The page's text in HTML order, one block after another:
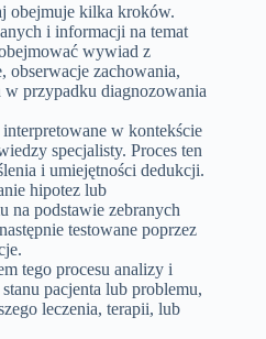
obejmuje kilka kroków.
i informacji na temat
wywiad z
obserwacje zachowania,
przypadku diagnozowania
w kontekście
specjalisty. Proces ten
i umiejętności dedukcji.
hipotez lub
na podstawie zebranych
testowane poprzez
tego procesu analizy i
pacjenta lub problemu,
leczenia, terapii, lub